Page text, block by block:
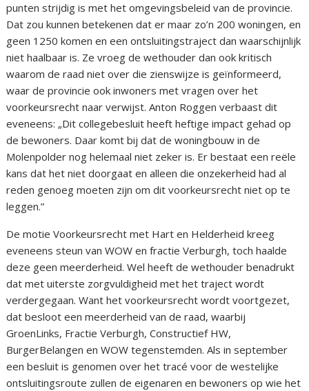
punten strijdig is met het omgevingsbeleid van de provincie.
Dat zou kunnen betekenen dat er maar zo’n 200 woningen, en
geen 1250 komen en een ontsluitingstraject dan waarschijnlijk
niet haalbaar is. Ze vroeg de wethouder dan ook kritisch
waarom de raad niet over die zienswijze is geïnformeerd,
waar de provincie ook inwoners met vragen over het
voorkeursrecht naar verwijst. Anton Roggen verbaast dit
eveneens: „Dit collegebesluit heeft heftige impact gehad op
de bewoners. Daar komt bij dat de woningbouw in de
Molenpolder nog helemaal niet zeker is. Er bestaat een reële
kans dat het niet doorgaat en alleen die onzekerheid had al
reden genoeg moeten zijn om dit voorkeursrecht niet op te
leggen.”
De motie Voorkeursrecht met Hart en Helderheid kreeg
eveneens steun van WOW en fractie Verburgh, toch haalde
deze geen meerderheid. Wel heeft de wethouder benadrukt
dat met uiterste zorgvuldigheid met het traject wordt
verdergegaan. Want het voorkeursrecht wordt voortgezet,
dat besloot een meerderheid van de raad, waarbij
GroenLinks, Fractie Verburgh, Constructief HW,
BurgerBelangen en WOW tegenstemden. Als in september
een besluit is genomen over het tracé voor de westelijke
ontsluitingsroute zullen de eigenaren en bewoners op wie het